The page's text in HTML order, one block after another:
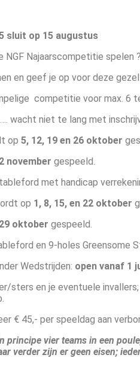
sluit op 15 augustus
Najaarscompetitie spelen ?
en geef je op voor deze
competitie voor max. 6
wacht niet te lang met
op 5, 12, 19 en 26 oktober
2 november gespeeld.
met handicap
op 1, 8, 15, en 22 oktober
29 oktober gespeeld.
en 9-holes Greensome
Wedstrijden: open vanaf
sters en je eventuele
€ 45,- per speeldag aan
principe vier teams in een
verder zijn er geen eisen;